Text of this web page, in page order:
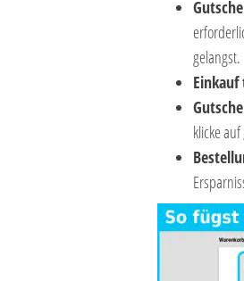
gelangst.
klicke